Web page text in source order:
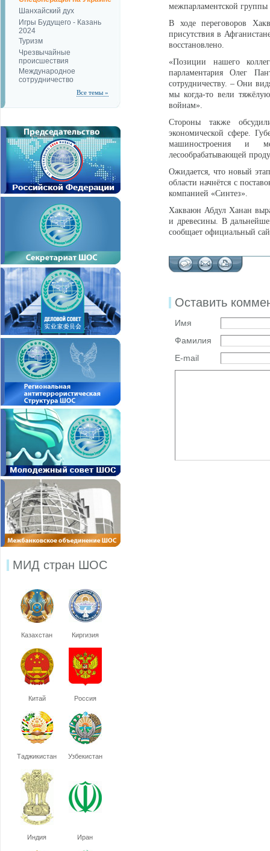
Шанхайский дух
Игры Будущего - Казань
2024
Туризм
Чрезвычайные
происшествия
Международное
сотрудничество
Все темы »
МИД стран ШОС
Казахстан Киргизия
Китай Россия
Таджикистан Узбекистан
Индия Иран
межпарламентской группы
В ходе переговоров
присутствия в
восстановлено.
«Позиции нашего
парламентария Олег
сотрудничеству. – Они
мы когда-то вели
войнам».
Стороны также
экономической сфере.
машиностроения и
лесообрабатывающей
Ожидается, что новый
области начнётся с
компанией «Синтез».
Хакваюн Абдул Ханан
и древесины. В
сообщает официальный
Оставить
Имя
Фамилия
E-mail